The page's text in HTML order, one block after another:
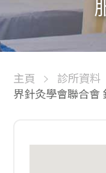
主頁 診所資料
界針灸學會聯合會